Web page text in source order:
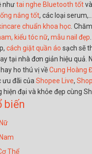
nhưtai nghe Bluetooth tốt
nắng tốt, các loại
chuẩn khoa học.
kiểu tóc nữ, mẫu nail đẹp
cách giặt quần áo sạch sẽ
tại nhà đơn giản hiệu quả.
ho thú vị vềCung Hoàng
ưu đãi củaShopee Live,
hiện đại và khỏe đẹp cùng
biến
Thể